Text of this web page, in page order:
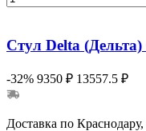
Стул Delta
-32% 9350 ₽ 13557.5 ₽
Доставка по Краснодару,